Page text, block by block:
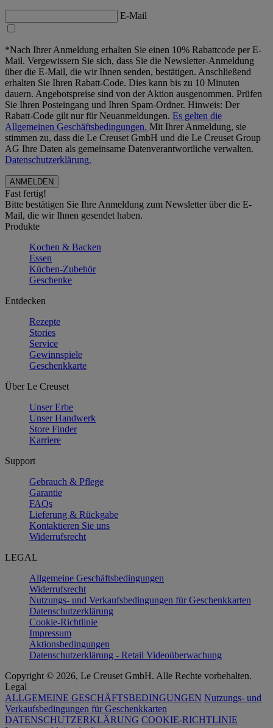
E-Mail
*Nach Ihrer Anmeldung erhalten Sie einen 10% Rabattcode per E-
Mail. Vergewissern Sie sich, dass Sie die Newsletter-Anmeldung
über die E-Mail, die wir Ihnen senden, bestätigen. Anschließend
erhalten Sie Ihren Rabatt-Code. Dies kann bis zu 10 Minuten
dauern. Angebotspreise sind von der Aktion ausgenommen. Prüfen
Sie Ihren Posteingang und Ihren Spam-Ordner. Hinweis: Der
Rabatt-Code gilt nur für Neuanmeldungen. Es gelten die
Allgemeinen Geschäftsbedingungen. Mit Ihrer Anmeldung, sie
stimmen zu, dass die Le Creuset GmbH und die Le Creuset Group
AG Ihre Daten als gemeinsame Datenverantwortliche verwalten.
Datenschutzerklärung.
Fast fertig!
Bitte bestätigen Sie Ihre Anmeldung zum Newsletter über die E-
Mail, die wir Ihnen gesendet haben.
Produkte
Kochen & Backen
Essen
Küchen-Zubehör
Geschenke
Entdecken
Rezepte
Stories
Service
Gewinnspiele
Geschenkkarte
Über Le Creuset
Unser Erbe
Unser Handwerk
Store Finder
Karriere
Support
Gebrauch & Pflege
Garantie
FAQs
Lieferung & Rückgabe
Kontaktieren Sie uns
Widerrufsrecht
LEGAL
Allgemeine Geschäftsbedingungen
Widerrufsrecht
Nutzungs- und Verkaufsbedingungen für Geschenkkarten
Datenschutzerklärung
Cookie-Richtlinie
Impressum
Aktionsbedingungen
Datenschutzerklärung - Retail Videoüberwachung
Copyright © 2026, Le Creuset GmbH. Alle Rechte vorbehalten.
Legal
ALLGEMEINE GESCHÄFTSBEDINGUNGEN Nutzungs- und
Verkaufsbedingungen für Geschenkkarten
DATENSCHUTZERKLÄRUNG COOKIE-RICHTLINIE